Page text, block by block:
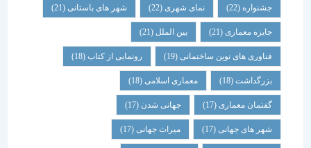
جشنواره(22) نمای شهری(22) شهر های باستانی (21)
جایزه معماری (21) بین الملل(21)
فناوری های نوین ساختمانی(19) رونمایی از کتاب (18)
بزرگداشت (18) معماری اسلامی(18)
گفتمان معماری (17) جهانی شدن(17)
شهر های جهانی(17) میراث جهانی(17)